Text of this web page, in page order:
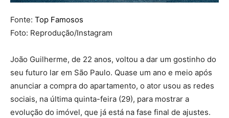
Fonte: Top Famosos
Foto: Reprodução/Instagram
João Guilherme, de 22 anos, voltou a dar um gostinho do
seu futuro lar em São Paulo. Quase um ano e meio após
anunciar a compra do apartamento, o ator usou as redes
sociais, na última quinta-feira (29), para mostrar a
evolução do imóvel, que já está na fase final de ajustes.